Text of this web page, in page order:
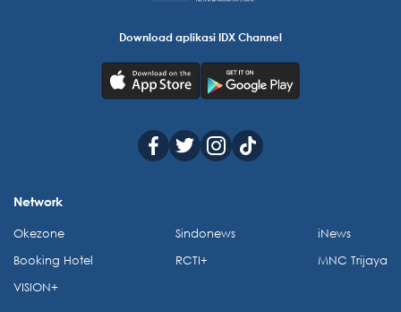
Download aplikasi IDX Channel
Network
Okezone
Booking Hotel
VISION+
Sindonews
RCTI+
iNews
MNC Trijaya